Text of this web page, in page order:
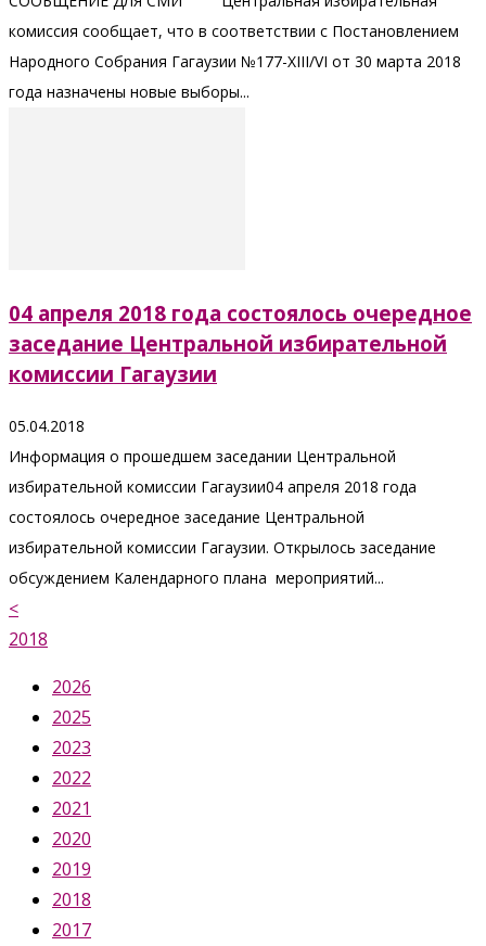
комиссия сообщает, что в соответствии с Постановлением
Народного Собрания Гагаузии №177-XIII/VI от 30 марта 2018
года назначены новые выборы...
04 апреля 2018 года состоялось очередное
заседание Центральной избирательной
комиссии Гагаузии
05.04.2018
Информация о прошедшем заседании Центральной
избирательной комиссии Гагаузии04 апреля 2018 года
состоялось очередное заседание Центральной
избирательной комиссии Гагаузии. Открылось заседание
обсуждением Календарного плана мероприятий...
<
2018
2026
2025
2023
2022
2021
2020
2019
2018
2017